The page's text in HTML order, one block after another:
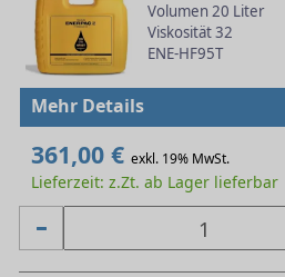
Volumen 20 Liter
Viskosität 32
ENE-HF95T
Mehr Details
361,00 € exkl. 19% MwSt.
Lieferzeit: z.Zt. ab Lager lieferbar